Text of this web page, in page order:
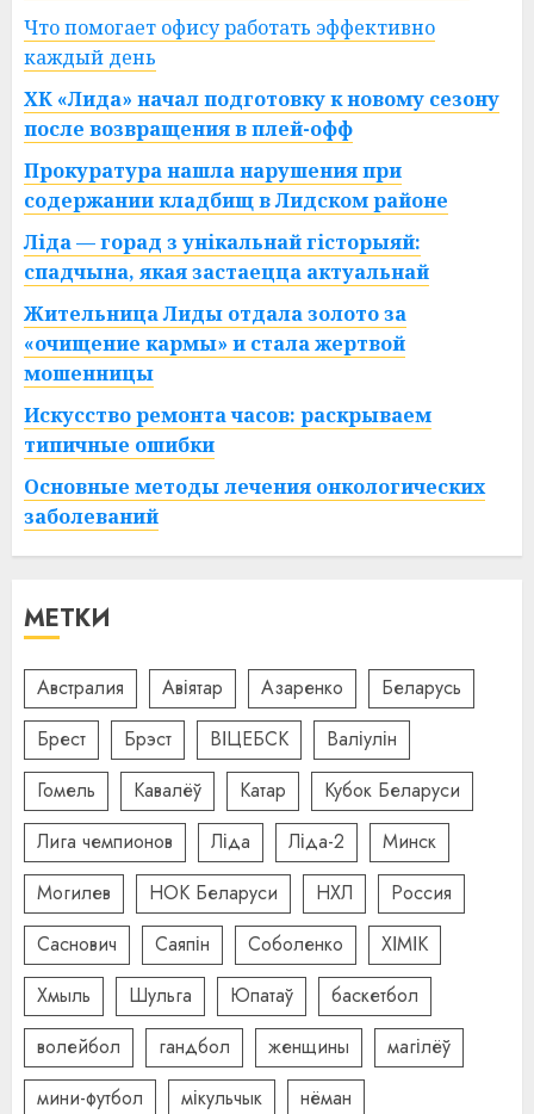
Что помогает офису работать эффективно
каждый день
ХК «Лида» начал подготовку к новому сезону
после возвращения в плей-офф
Прокуратура нашла нарушения при
содержании кладбищ в Лидском районе
Ліда — горад з унікальнай гісторыяй:
спадчына, якая застаецца актуальнай
Жительница Лиды отдала золото за
«очищение кармы» и стала жертвой
мошенницы
Искусство ремонта часов: раскрываем
типичные ошибки
Основные методы лечения онкологических
заболеваний
МЕТКИ
Австралия Авіятар Азаренко
Беларусь
Брест
Брэст ВІЦЕБСК
Валіулін
Гомель
Кавалёў Катар
Кубок Беларуси
Лига чемпионов
Ліда Ліда-2
Минск
Могилев
НОК Беларуси НХЛ
Россия
Саснович
Саяпін Соболенко
ХІМІК
Хмыль
Шульга Юпатаў
баскетбол
волейбол
гандбол женщины
магілёў
мини-футбол
мікульчык
нёман